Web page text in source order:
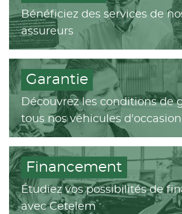
Bénéficiez des services de
assureurs
Garantie
Découvrez les conditions de
tous nos véhicules d'occasion
Financement
Étudiez vos possibilités de
avec Cetelem